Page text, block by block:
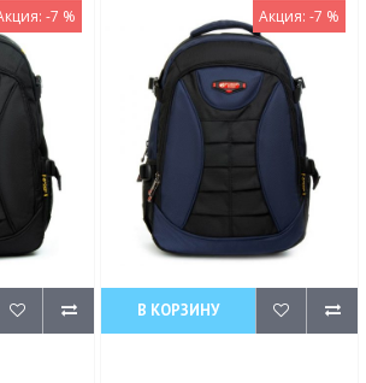
-7 % Акция: -7 %
В КОРЗИНУ